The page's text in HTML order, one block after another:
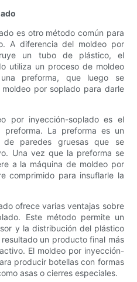
es otro método común para
A diferencia del moldeo por
un tubo de plástico, el
utiliza un proceso de moldeo
preforma, que luego se
por soplado para darle
por inyección-soplado es el
La preforma es un
paredes gruesas que se
Una vez que la preforma se
a la máquina de moldeo por
comprimido para insuflarle la
ofrece varias ventajas sobre
Este método permite un
y la distribución del plástico
un producto final más
El moldeo por inyección-
producir botellas con formas
asas o cierres especiales.